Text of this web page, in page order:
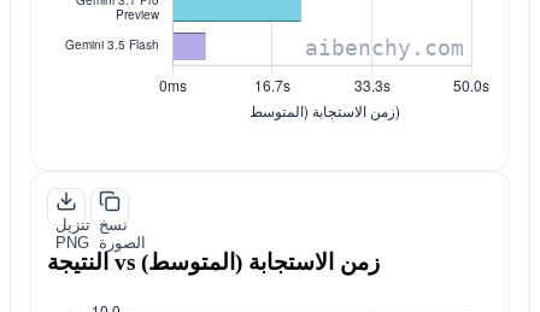
تنزيل
PNG
نسخ
الصورة
النتيجة vs زمن الاستجابة (المتوسط)